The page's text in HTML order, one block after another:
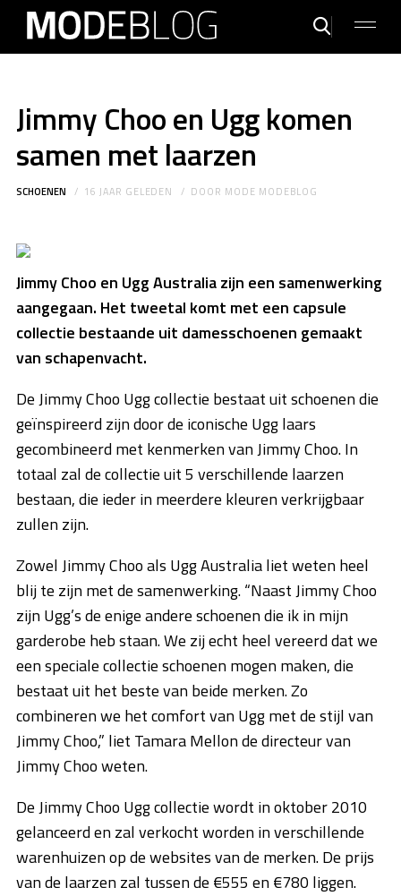
Jimmy Choo en Ugg komen
samen met laarzen
SCHOENEN 16 JAAR GELEDEN DOOR MODE MODEBLOG
Jimmy Choo en Ugg Australia zijn een samenwerking
aangegaan. Het tweetal komt met een capsule
collectie bestaande uit damesschoenen gemaakt
van schapenvacht.
De Jimmy Choo Ugg collectie bestaat uit schoenen die
geïnspireerd zijn door de iconische Ugg laars
gecombineerd met kenmerken van Jimmy Choo. In
totaal zal de collectie uit 5 verschillende laarzen
bestaan, die ieder in meerdere kleuren verkrijgbaar
zullen zijn.
Zowel Jimmy Choo als Ugg Australia liet weten heel
blij te zijn met de samenwerking. “Naast Jimmy Choo
zijn Ugg’s de enige andere schoenen die ik in mijn
garderobe heb staan. We zij echt heel vereerd dat we
een speciale collectie schoenen mogen maken, die
bestaat uit het beste van beide merken. Zo
combineren we het comfort van Ugg met de stijl van
Jimmy Choo,” liet Tamara Mellon de directeur van
Jimmy Choo weten.
De Jimmy Choo Ugg collectie wordt in oktober 2010
gelanceerd en zal verkocht worden in verschillende
warenhuizen op de websites van de merken. De prijs
van de laarzen zal tussen de €555 en €780 liggen.